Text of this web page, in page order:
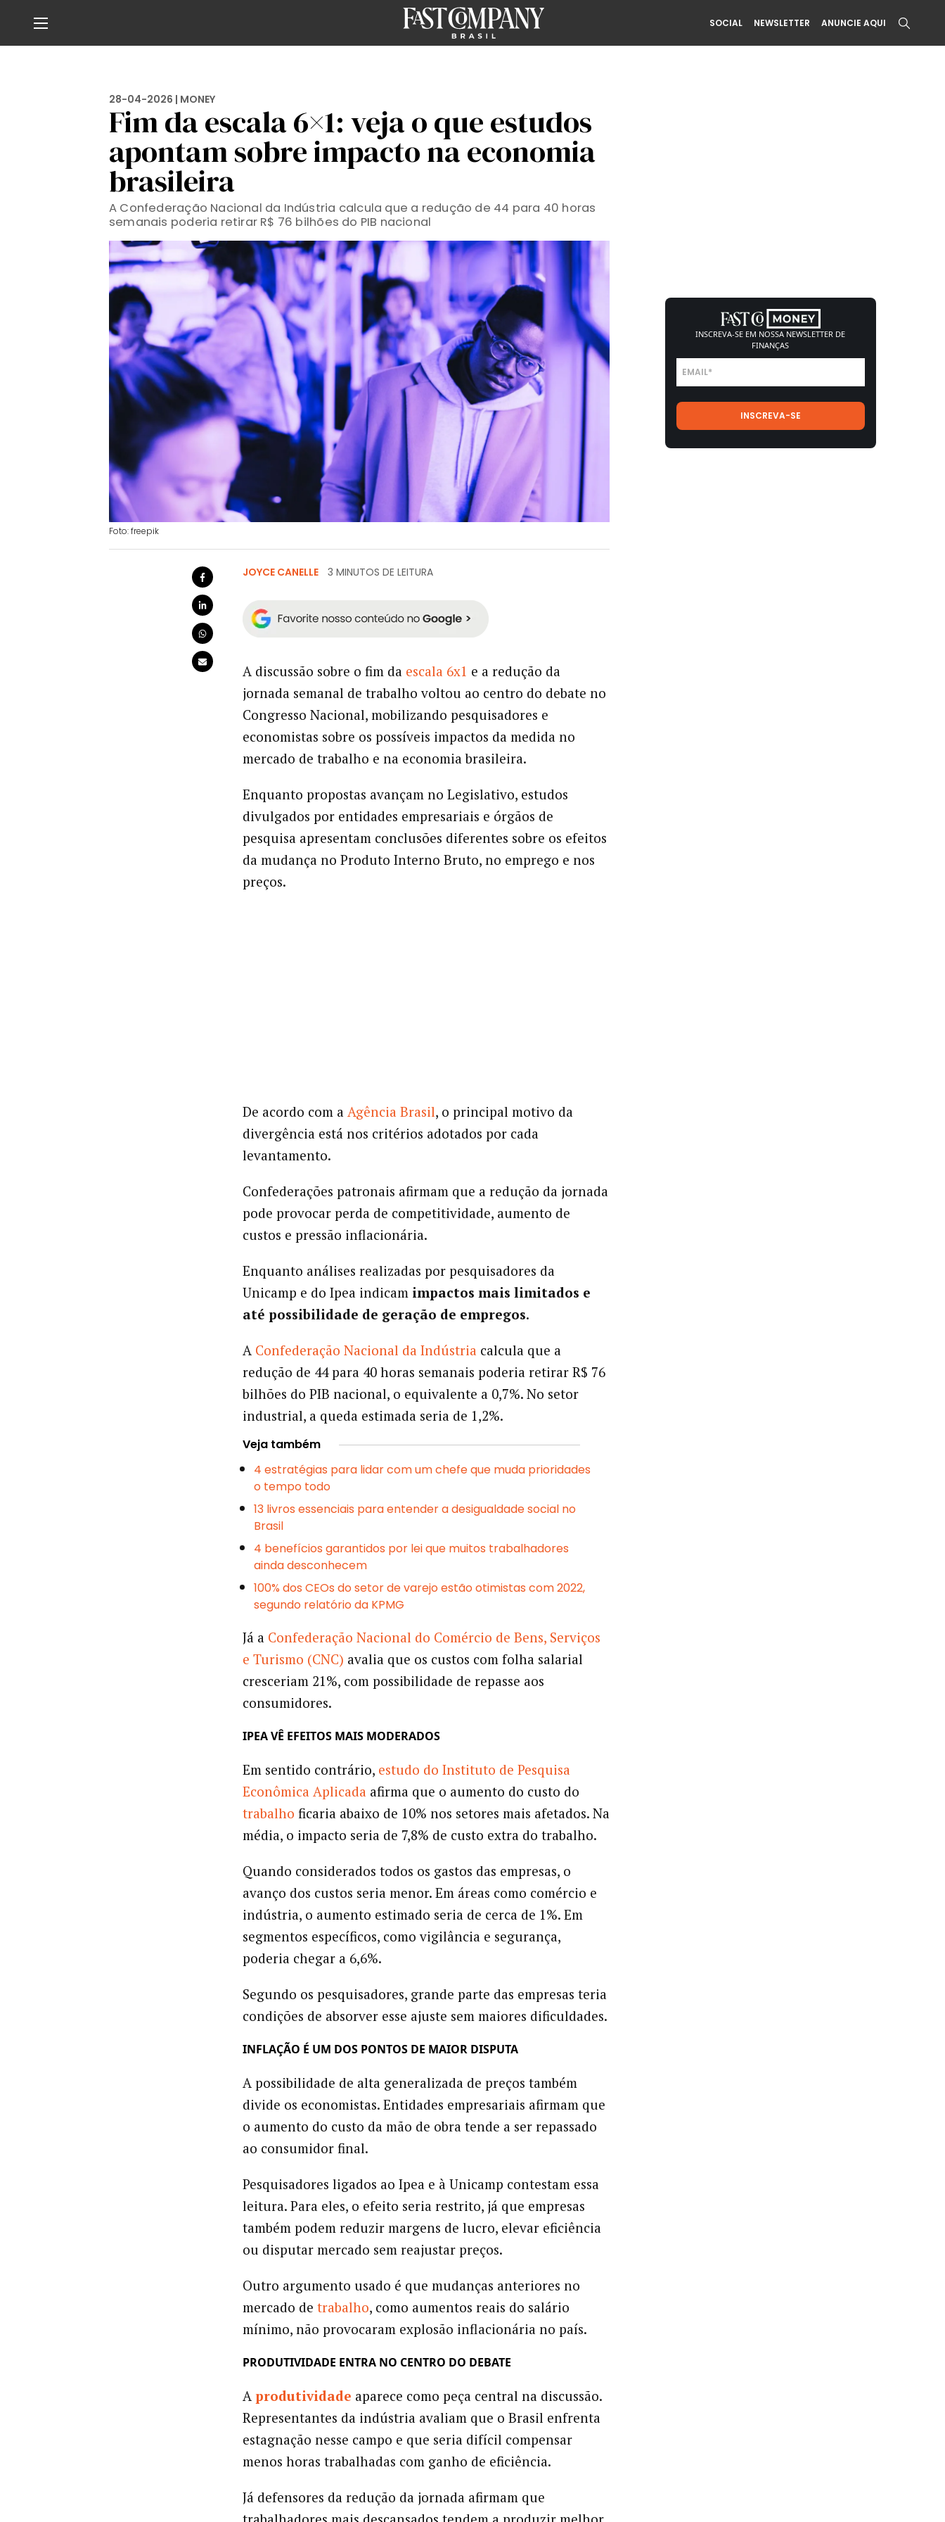
SOCIAL NEWSLETTER ANUNCIE AQUI
28-04-2026 | MONEY
Fim da escala 6×1: veja o que estudos
apontam sobre impacto na economia
brasileira
A Confederação Nacional da Indústria calcula que a redução de 44 para 40 horas
semanais poderia retirar R$ 76 bilhões do PIB nacional
Foto: freepik
JOYCE CANELLE 3 MINUTOS DE LEITURA
A discussão sobre o fim da escala 6x1 e a redução da
jornada semanal de trabalho voltou ao centro do debate no
Congresso Nacional, mobilizando pesquisadores e
economistas sobre os possíveis impactos da medida no
mercado de trabalho e na economia brasileira.
Enquanto propostas avançam no Legislativo, estudos
divulgados por entidades empresariais e órgãos de
pesquisa apresentam conclusões diferentes sobre os efeitos
da mudança no Produto Interno Bruto, no emprego e nos
preços.
De acordo com a Agência Brasil, o principal motivo da
divergência está nos critérios adotados por cada
levantamento.
Confederações patronais afirmam que a redução da jornada
pode provocar perda de competitividade, aumento de
custos e pressão inflacionária.
Enquanto análises realizadas por pesquisadores da
Unicamp e do Ipea indicam impactos mais limitados e
até possibilidade de geração de empregos.
A Confederação Nacional da Indústriacalcula que a
redução de 44 para 40 horas semanais poderia retirar R$ 76
bilhões do PIB nacional, o equivalente a 0,7%. No setor
industrial, a queda estimada seria de 1,2%.
Veja também
4 estratégias para lidar com um chefe que muda prioridades
o tempo todo
13 livros essenciais para entender a desigualdade social no
Brasil
4 benefícios garantidos por lei que muitos trabalhadores
ainda desconhecem
100% dos CEOs do setor de varejo estão otimistas com 2022,
segundo relatório da KPMG
Já a Confederação Nacional do Comércio de Bens, Serviços
e Turismo (CNC) avalia que os custos com folha salarial
cresceriam 21%, com possibilidade de repasse aos
consumidores.
IPEA VÊ EFEITOS MAIS MODERADOS
Em sentido contrário, estudo do Instituto de Pesquisa
Econômica Aplicadaafirma que o aumento do custo do
trabalho ficaria abaixo de 10% nos setores mais afetados. Na
média, o impacto seria de 7,8% de custo extra do trabalho.
Quando considerados todos os gastos das empresas, o
avanço dos custos seria menor. Em áreas como comércio e
indústria, o aumento estimado seria de cerca de 1%. Em
segmentos específicos, como vigilância e segurança,
poderia chegar a 6,6%.
Segundo os pesquisadores, grande parte das empresas teria
condições de absorver esse ajuste sem maiores dificuldades.
INFLAÇÃO É UM DOS PONTOS DE MAIOR DISPUTA
A possibilidade de alta generalizada de preços também
divide os economistas. Entidades empresariais afirmam que
o aumento do custo da mão de obra tende a ser repassado
ao consumidor final.
Pesquisadores ligados ao Ipea e à Unicamp contestam essa
leitura. Para eles, o efeito seria restrito, já que empresas
também podem reduzir margens de lucro, elevar eficiência
ou disputar mercado sem reajustar preços.
Outro argumento usado é que mudanças anteriores no
mercado de trabalho, como aumentos reais do salário
mínimo, não provocaram explosão inflacionária no país.
PRODUTIVIDADE ENTRA NO CENTRO DO DEBATE
A produtividade aparece como peça central na discussão.
Representantes da indústria avaliam que o Brasil enfrenta
estagnação nesse campo e que seria difícil compensar
menos horas trabalhadas com ganho de eficiência.
Já defensores da redução da jornada afirmam que
INSCREVA-SE EM NOSSA NEWSLETTER DE
FINANÇAS